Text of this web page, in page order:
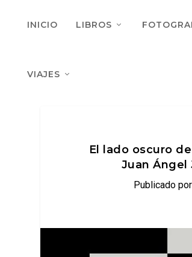
INICIO LIBROS
VIAJES
El lado oscuro
Juan Ángel
Publicado por